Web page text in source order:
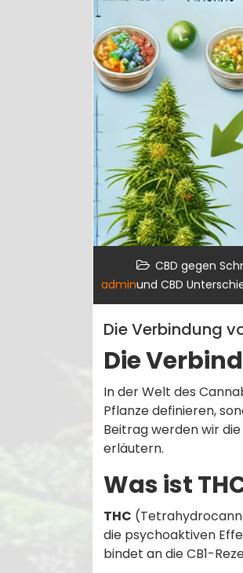
admin
CBD gegen
und CBD
Die Verbindung
Die
In der Welt des
Pflanze definieren,
Beitrag werden wir
erläutern.
Was ist
THC
die psychoaktiven
bindet an die CB1-